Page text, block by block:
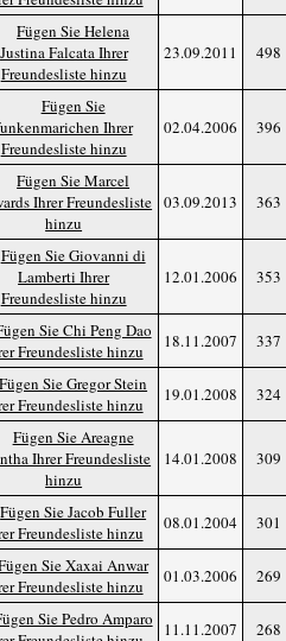
23.09.2011 498
02.04.2006 396
03.09.2013 363
12.01.2006 353
18.11.2007 337
19.01.2008 324
14.01.2008 309
08.01.2004 301
01.03.2006 269
11.11.2007 268